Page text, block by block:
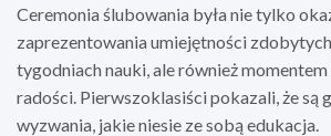
Ceremonia ślubowania była nie tylko
zaprezentowania umiejętności
tygodniach nauki, ale również momentem
radości. Pierwszoklasiści pokazali, że są
wyzwania, jakie niesie ze sobą edukacja.